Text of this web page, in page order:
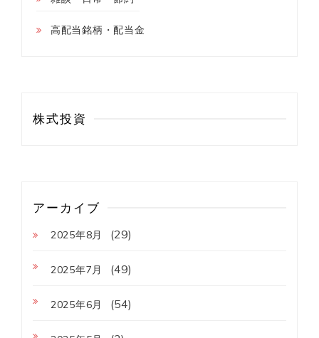
高配当銘柄・配当金
株式投資
アーカイブ
2025年8月 (29)
2025年7月 (49)
2025年6月 (54)